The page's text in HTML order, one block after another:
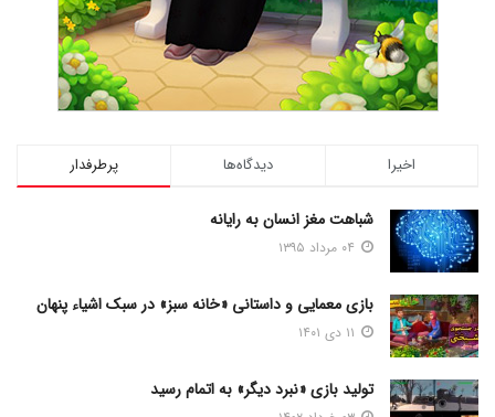
پرطرفدار دیدگاه‌ها اخیرا
شباهت مغز انسان به رایانه
بازی معمایی و داستانی «خانه سبز» در سبک اشیاء پنهان
تولید بازی «نبرد دیگر» به اتمام رسید